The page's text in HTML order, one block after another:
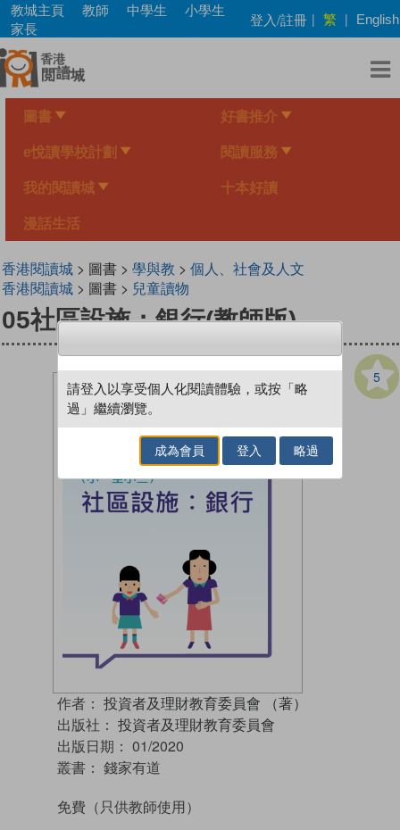
Skip
main
content
教城主頁 教師 中學生
小學生
家長
登入/註冊 | 繁 | English
圖書 好書推介
e悅讀學校計劃 閱讀服務
我的閱讀城 十本好讀
漫話生活
香港閱讀城> 圖書 > 學與教 > 個人、社會及人文
香港閱讀城> 圖書 > 兒童讀物
05社區設施：銀行(教師版)
5
作者： 投資者及理財教育委員會 （著）
出版社： 投資者及理財教育委員會
出版日期： 01/2020
叢書： 錢家有道
免費 （只供教師使用）
請登入以享受個人化閱讀體驗，或按「略
過」繼續瀏覽。
成為會員 登入 略過